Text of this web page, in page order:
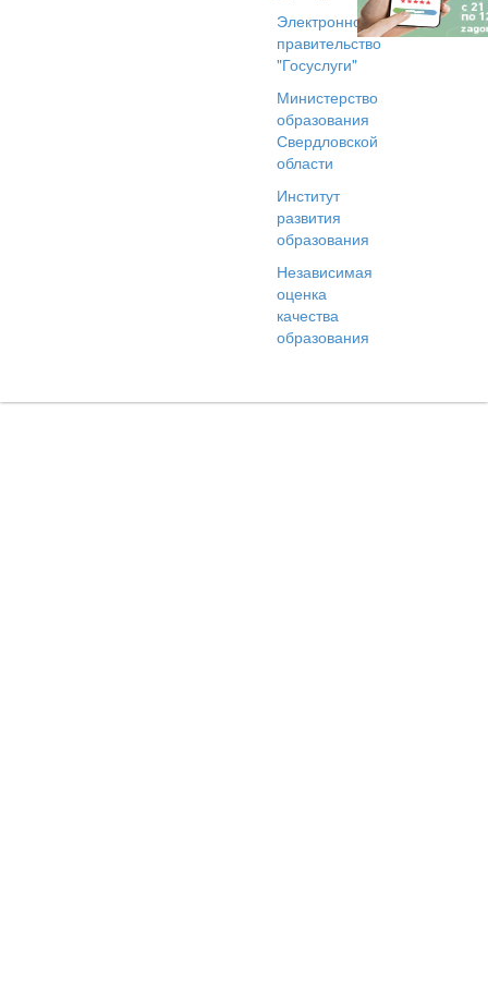
Электронное
правительство
"Госуслуги"
Министерство
образования
Свердловской
области
Институт
развития
образования
Независимая
оценка
качества
образования